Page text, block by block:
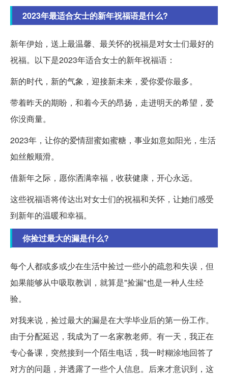
2023年最适合女士的新年祝福语是什么?
新年伊始，送上最温馨、最关怀的祝福是对女士们最好的
祝福。以下是2023年适合女士的新年祝福语：
新的时代，新的气象，迎接新未来，爱你爱你最多。
带着昨天的期盼，和着今天的昂扬，走进明天的希望，爱
你没商量。
2023年，让你的爱情甜蜜如蜜糖，事业如意如阳光，生活
如丝般顺滑。
借新年之际，愿你洒满幸福，收获健康，开心永远。
这些祝福语将传达出对女士们的祝福和关怀，让她们感受
到新年的温暖和幸福。
你捡过最大的漏是什么?
每个人都或多或少在生活中捡过一些小的疏忽和失误，但
如果能够从中吸取教训，就算是"捡漏"也是一种人生经
验。
对我来说，捡过最大的漏是在大学毕业后的第一份工作。
由于分配延迟，我成为了一名家教老师。有一天，我正在
专心备课，突然接到一个陌生电话，我一时糊涂地回答了
对方的问题，并透露了一些个人信息。后来才意识到，这